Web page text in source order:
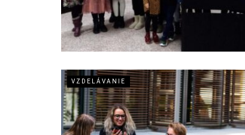
VZDELÁVANIE